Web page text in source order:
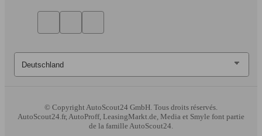
© CopyrightAutoScout24 GmbH. Tous droits réservés.
AutoScout24.fr, AutoProff, LeasingMarkt.de, Media et Smyle font partie
de la famille AutoScout24.